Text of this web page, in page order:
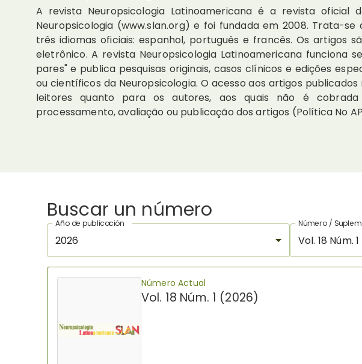
A revista Neuropsicologia Latinoamericana é a revista oficial
Neuropsicologia (www.slan.org) e foi fundada em 2008. Trata-
três idiomas oficiais: espanhol, português e francês. Os artigos
eletrônico. A revista Neuropsicologia Latinoamericana funciona
pares" e publica pesquisas originais, casos clínicos e edições
ou científicos da Neuropsicologia. O acesso aos artigos
leitores quanto para os autores, aos quais não é
processamento, avaliação ou publicação dos artigos (Política No
Buscar un número
Año de publicación
2026
Número /
Vol. 18 Núm.
Número Actual
Vol. 18 Núm. 1 (2026)